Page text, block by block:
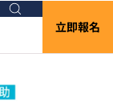
搜尋
立即報名